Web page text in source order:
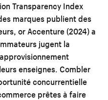
Transparency Index
marques publient des
or Accenture (2024) a
jugent la
enseignes. Combler
concurrentielle
prêtes à faire